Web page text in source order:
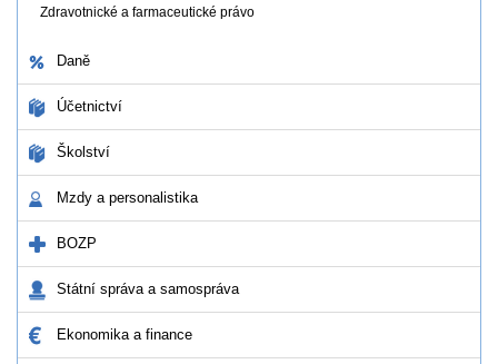
Zdravotnické a farmaceutické právo
Daně
Účetnictví
Školství
Mzdy a personalistika
BOZP
Státní správa a samospráva
Ekonomika a finance